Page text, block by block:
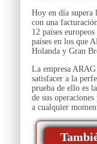
Hoy en día supera
con una
12 países
países en los que
Holanda y Gran
La empresa ARAG
satisfacer a la
prueba de ello es
de sus
a cualquier